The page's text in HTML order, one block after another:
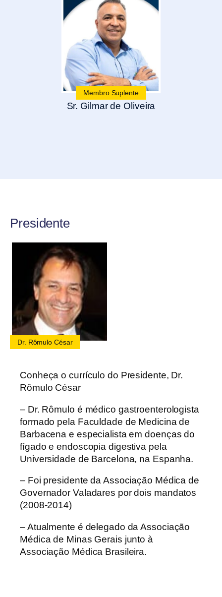
Membro Suplente
Sr. Gilmar de Oliveira
Presidente
Dr. Rômulo César
Conheça o currículo do Presidente, Dr.
Rômulo César
– Dr. Rômulo é médico gastroenterologista
formado pela Faculdade de Medicina de
Barbacena e especialista em doenças do
fígado e endoscopia digestiva pela
Universidade de Barcelona, na Espanha.
– Foi presidente da Associação Médica de
Governador Valadares por dois mandatos
(2008-2014)
– Atualmente é delegado da Associação
Médica de Minas Gerais junto à
Associação Médica Brasileira.